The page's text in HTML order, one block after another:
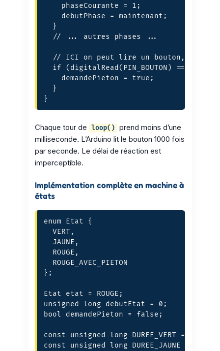
    phaseCourante = 1;
    debutPhase = maintenant;
  }
  // ... autres phases ...
// ICI on peut lire un bouton, un
  if (digitalRead(PIN_BOUTON) == LOW) {
    demandePieton = true;
  }
}
Chaque tour de loop()
prend moins d’une
milliseconde. L’Arduino lit le bouton 1000 fois
par seconde. Le délai de réaction est
imperceptible.
Implémentation complète en machine à
états
enum Etat {
  VERT,
  JAUNE,
  ROUGE,
  ROUGE_AVEC_PIETON
};
Etat etat = ROUGE;
unsigned long debutEtat = 0;
bool demandePieton = false;
const unsigned long DUREE_VERT = 30000;
const unsigned long DUREE_JAUNE = 4000;